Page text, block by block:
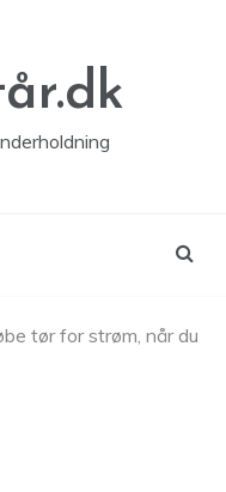
tør for strøm, når du